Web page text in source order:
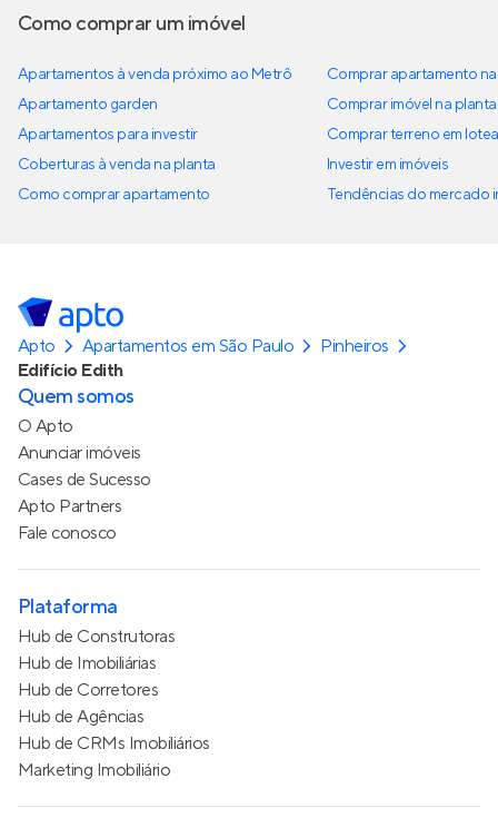
Como comprar um imóvel
Apartamentos à venda próximo ao Metrô
Apartamento garden
Apartamentos para investir
Coberturas à venda na planta
Como comprar apartamento
Comprar apartamento
Comprar imóvel na planta
Comprar terreno em
Investir em imóveis
Tendências do mercado
Apto Apartamentos em São Paulo
Pinheiros
Edifício Edith
Quem somos
O Apto
Anunciar imóveis
Cases de Sucesso
Apto Partners
Fale conosco
Plataforma
Hub de Construtoras
Hub de Imobiliárias
Hub de Corretores
Hub de Agências
Hub de CRMs Imobiliários
Marketing Imobiliário